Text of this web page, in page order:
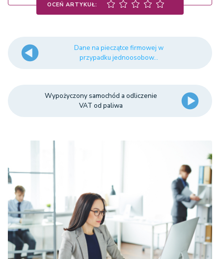
OCEŃ ARTYKUŁ:
Dane na pieczątce firmowej w
przypadku jednoosobow...
Wypożyczony samochód a odliczenie
VAT od paliwa